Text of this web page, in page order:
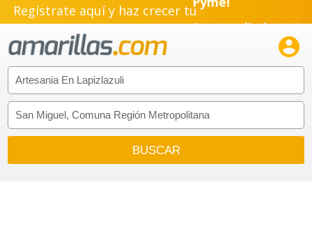
Regístrate aquí y haz crecer tuEmprendimiento!
